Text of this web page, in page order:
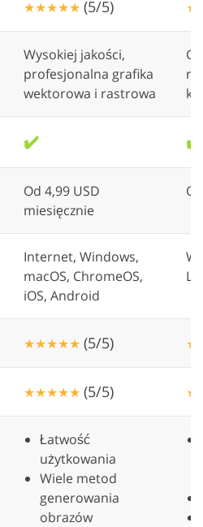
★★★★★ (5/5)
Wysokiej jakości,
profesjonalna grafika
wektorowa i rastrowa
✔️ ✔️
Od 4,99 USD
miesięcznie
Internet, Windows,
macOS, ChromeOS,
iOS, Android
★★★★★ (5/5)
★★★★★ (5/5)
Łatwość
użytkowania
Wiele metod
generowania
obrazów